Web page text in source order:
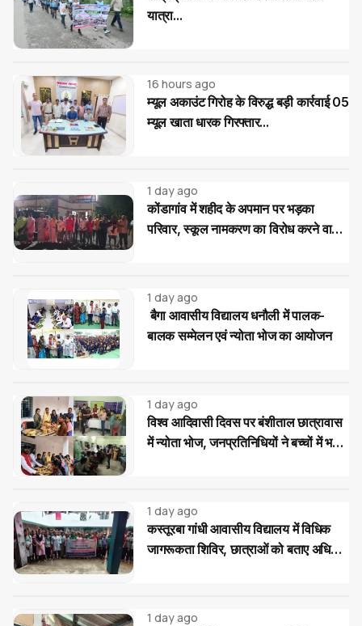
यात्रा...
16 hours ago
म्यूल अकाउंट गिरोह के विरुद्ध बड़ी कार्रवाई 05
म्यूल खाता धारक गिरफ्तार...
1 day ago
कोंडागांव में शहीद के अपमान पर भड़का
परिवार, स्कूल नामकरण का विरोध करने वालों
1 day ago
बैगा आवासीय विद्यालय धनौली में पालक-
बालक सम्मेलन एवं न्योता भोज का आयोजन
1 day ago
विश्व आदिवासी दिवस पर बंशीताल छात्रावास
में न्योता भोज, जनप्रतिनिधियों ने बच्चों में भरी
1 day ago
कस्तूरबा गांधी आवासीय विद्यालय में विधिक
जागरूकता शिविर, छात्राओं को बताए अधिकार
1 day ago